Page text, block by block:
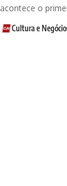
acontece o
Cultura e